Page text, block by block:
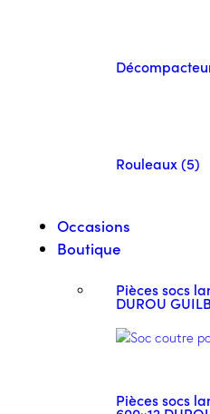
Rouleaux (5)
Occasions
Boutique
Pièces socs
DUROU
Pièces socs